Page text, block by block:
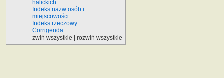
halickich
Indeks nazw osób i
miejscowości
Indeks rzeczowy
Corrigenda
zwiń wszystkie
rozwiń wszystkie